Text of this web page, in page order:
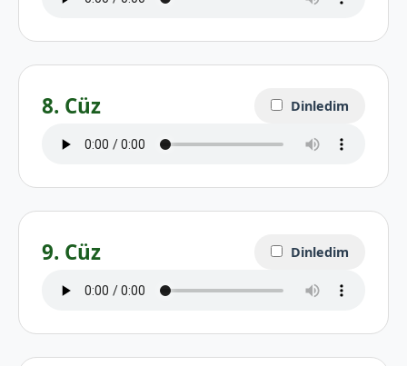
8. Cüz Dinledim
9. Cüz Dinledim